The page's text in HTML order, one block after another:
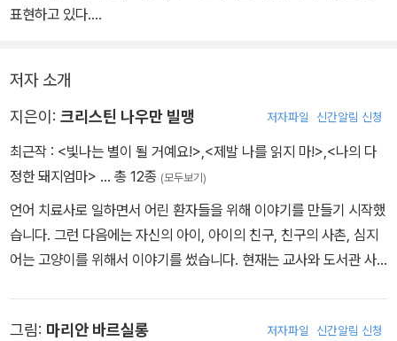
표현하고 있다.
가 등장하는 이 책은 엄마와 아이 사이에서 일상적으로 부딪치는 문
제를 다루고 있어서 많은 독자들이 공감할 수 있을 것이다. 또 페이지
의 욕구와 속마음을 숨김없이 드러내 준다.
저자 소개
지은이: 크리스틴 나우만 빌맹 저자파일 신간알림 신청
최근작 : <빛나는 별이 될 거예요!>,<제발 나를 읽지 마!>,<나의 다
정한 돼지엄마> … 총 12종 (모두보기)
언어 치료사로 일하면서 어린 환자들을 위해 이야기를 만들기 시작했
습니다. 그런 다음에는 자신의 아이, 아이의 친구, 친구의 사촌, 심지
어는 고양이를 위해서 이야기를 썼습니다. 현재는 교사와 도서관 사
그림: 마리안 바르실롱 저자파일 신간알림 신청